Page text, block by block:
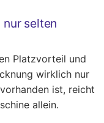
selten
Platzvorteil und
wirklich nur
ist, reicht
allein.